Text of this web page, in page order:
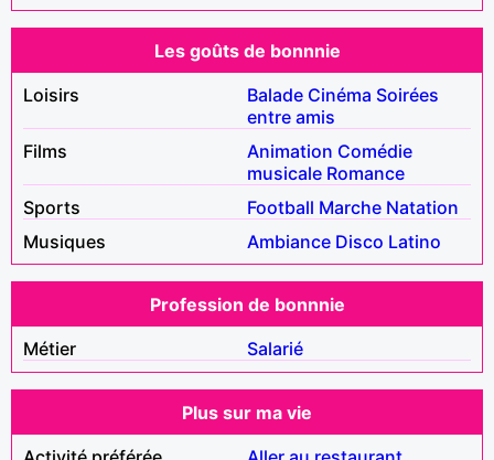
Les goûts de bonnnie
Loisirs
Balade Cinéma Soirées
entre amis
Films
Animation Comédie
musicale Romance
Sports
Football Marche Natation
Musiques
Ambiance Disco Latino
Profession de bonnnie
Métier
Salarié
Plus sur ma vie